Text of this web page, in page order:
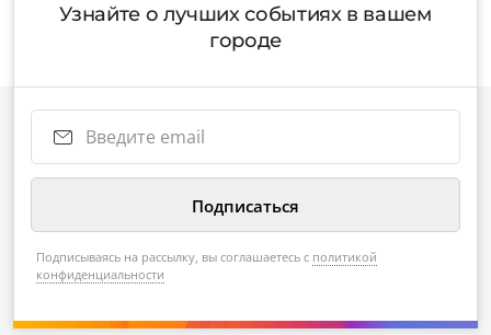
Узнайте о лучших событиях в вашем
городе
Подписываясь на рассылку, вы соглашаетесь с политикой
конфиденциальности